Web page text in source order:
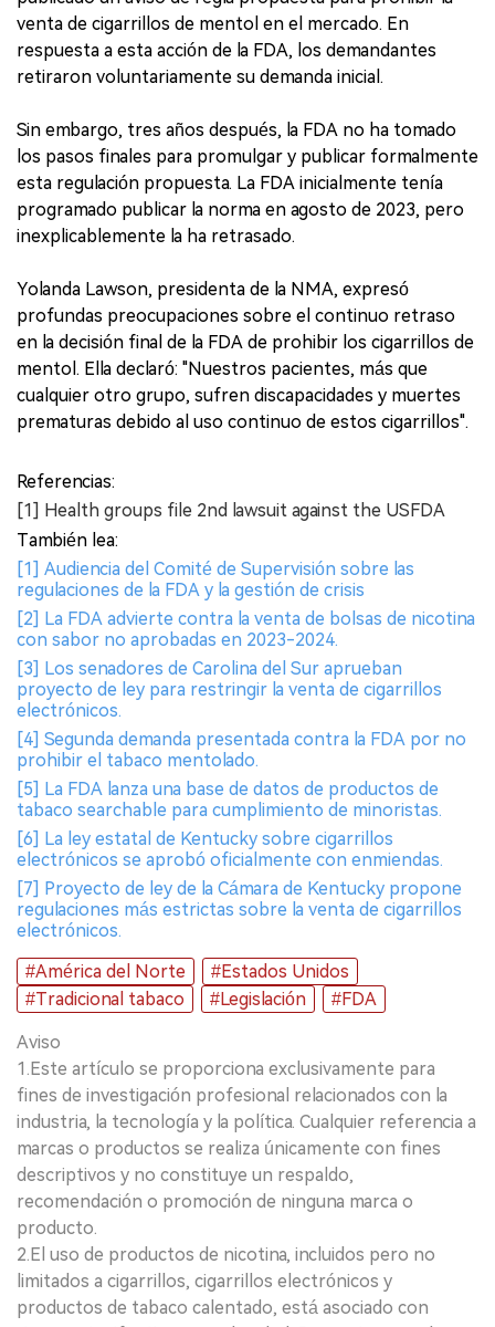
venta de cigarrillos de mentol en el mercado. En
respuesta a esta acción de la FDA, los demandantes
retiraron voluntariamente su demanda inicial.
Sin embargo, tres años después, la FDA no ha tomado
los pasos finales para promulgar y publicar formalmente
esta regulación propuesta. La FDA inicialmente tenía
programado publicar la norma en agosto de 2023, pero
inexplicablemente la ha retrasado.
Yolanda Lawson, presidenta de la NMA, expresó
profundas preocupaciones sobre el continuo retraso
en la decisión final de la FDA de prohibir los cigarrillos de
mentol. Ella declaró: "Nuestros pacientes, más que
cualquier otro grupo, sufren discapacidades y muertes
prematuras debido al uso continuo de estos cigarrillos".
Referencias:
[1] Health groups file 2nd lawsuit against the USFDA
También lea:
[1] Audiencia del Comité de Supervisión sobre las
regulaciones de la FDA y la gestión de crisis
[2] La FDA advierte contra la venta de bolsas de nicotina
con sabor no aprobadas en 2023-2024.
[3] Los senadores de Carolina del Sur aprueban
proyecto de ley para restringir la venta de cigarrillos
electrónicos.
[4] Segunda demanda presentada contra la FDA por no
prohibir el tabaco mentolado.
[5] La FDA lanza una base de datos de productos de
tabaco searchable para cumplimiento de minoristas.
[6] La ley estatal de Kentucky sobre cigarrillos
electrónicos se aprobó oficialmente con enmiendas.
[7] Proyecto de ley de la Cámara de Kentucky propone
regulaciones más estrictas sobre la venta de cigarrillos
electrónicos.
#América del Norte
#Estados Unidos
#Tradicional tabaco
#Legislación #FDA
Aviso
1.Este artículo se proporciona exclusivamente para
fines de investigación profesional relacionados con la
industria, la tecnología y la política. Cualquier referencia a
marcas o productos se realiza únicamente con fines
descriptivos y no constituye un respaldo,
recomendación o promoción de ninguna marca o
producto.
2.El uso de productos de nicotina, incluidos pero no
limitados a cigarrillos, cigarrillos electrónicos y
productos de tabaco calentado, está asociado con